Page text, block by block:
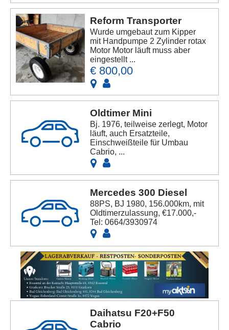
Reform Transporter
Wurde umgebaut zum Kipper
mit Handpumpe 2 Zylinder rotax
Motor Motor läuft muss aber
eingestellt ...
€ 800,00
Oldtimer Mini
Bj. 1976, teilweise zerlegt, Motor
läuft, auch Ersatzteile,
Einschweißteile für Umbau
Cabrio, ...
Mercedes 300 Diesel
88PS, BJ 1980, 156.000km, mit
Oldtimerzulassung, €17.000,-
Tel: 0664/3930974
Daihatsu F20+F50
Cabrio